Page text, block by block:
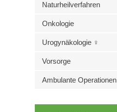
Naturheilverfahren
Onkologie
Urogynäkologie ♀
Vorsorge
Ambulante Operationen